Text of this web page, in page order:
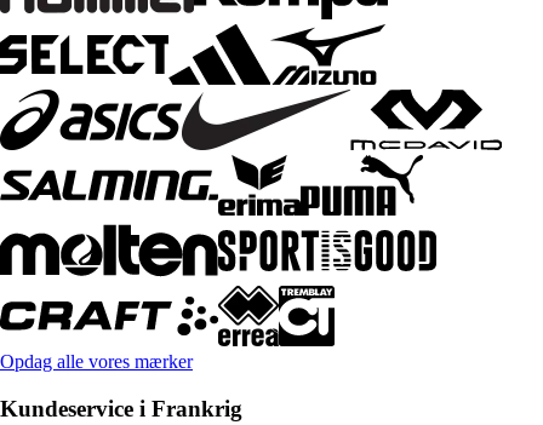
Opdag alle vores mærker
Kundeservice i Frankrig